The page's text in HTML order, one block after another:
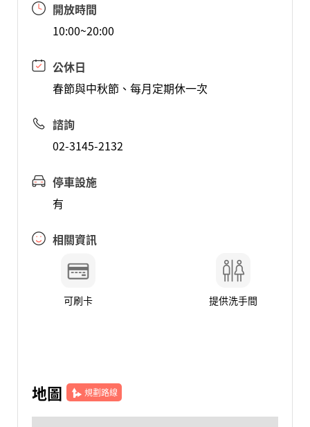
開放時間
10:00~20:00
公休日
春節與中秋節、每月定期休一次
諮詢
02-3145-2132
停車設施
有
相關資訊
可刷卡 提供洗手間
地圖 規劃路線